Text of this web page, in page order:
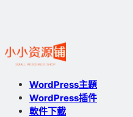
WordPress主題
WordPress插件
軟件下載